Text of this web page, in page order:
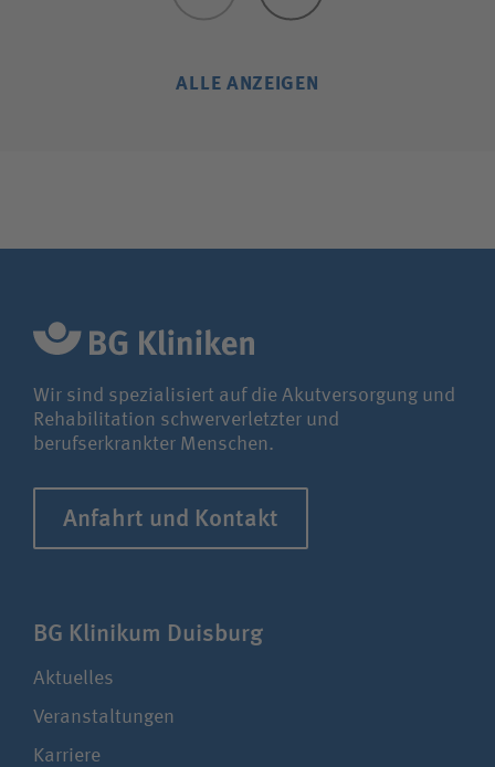
ALLE ANZEIGEN
Wir sind spezialisiert auf die Akutversorgung und
Rehabilitation schwerverletzter und
berufserkrankter Menschen.
Anfahrt und Kontakt
BG Klinikum Duisburg
Aktuelles
Veranstaltungen
Karriere